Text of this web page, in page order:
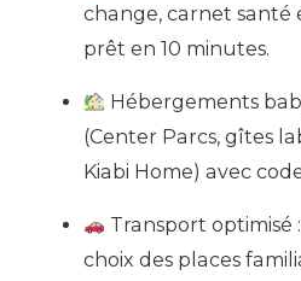
change, carnet santé
prêt en 10 minutes.
Hébergements
(Center Parcs, gîtes
Kiabi Home) avec
Transport optimisé
choix des places